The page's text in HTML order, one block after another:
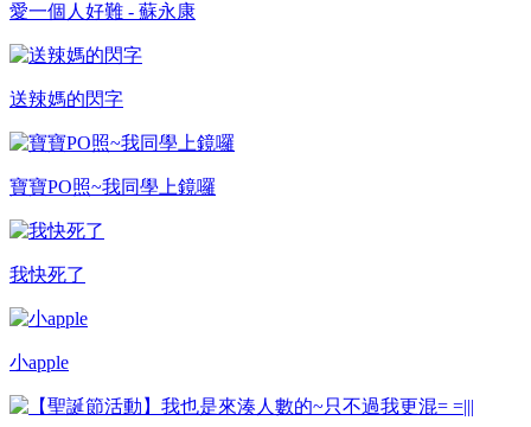
愛一個人好難 - 蘇永康
送辣媽的閃字
寶寶PO照~我同學上鏡囉
我快死了
小apple